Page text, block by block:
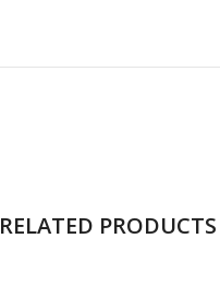
RELATED PRODUCTS